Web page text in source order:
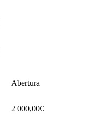
Abertura
2 000,00€